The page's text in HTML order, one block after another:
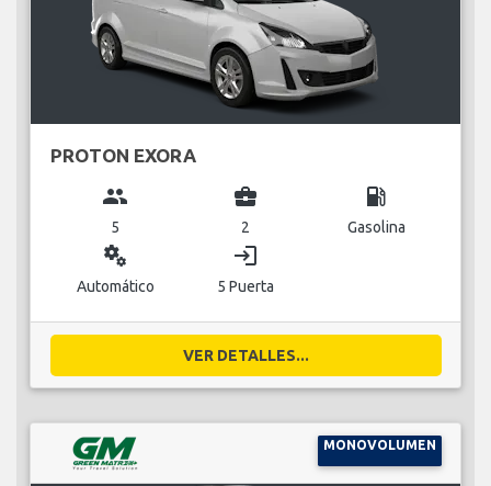
PROTON EXORA
group
5
business_center
2
local_gas_station
Gasolina
miscellaneous_services
Automático
login
5 Puerta
VER DETALLES...
MONOVOLUMEN